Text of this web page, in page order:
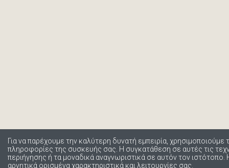
Για να παρέχουμε την καλύτερη δυνατή εμπειρία,
πληροφορίες της συσκευής σας. Η συγκατάθεση σε αυτές τις
περιήγησης ή τα μοναδικά αναγνωριστικά σε αυτόν τον
αρνητικά ορισμένα χαρακτηριστικά και λειτουργίες σας.